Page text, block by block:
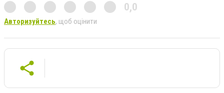
0,0
Авторизуйтесь, щоб оцінити